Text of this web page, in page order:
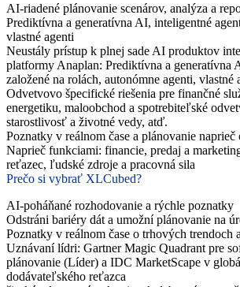
AI-riadené plánovanie scenárov, analýza a
Prediktívna a generatívna AI, inteligentné
vlastné agenti
Neustály prístup k plnej sade AI produktov
platformy Anaplan: Prediktívna a generatívna
založené na rolách, autonómne agenti, vlastné
Odvetvovo špecifické riešenia pre finančné
energetiku, maloobchod a spotrebiteľské
starostlivosť a životné vedy, atď.
Poznatky v reálnom čase a plánovanie
Naprieč funkciami: financie, predaj a
reťazec, ľudské zdroje a pracovná sila
Prečo si vybrať XLCubed?
AI-poháňané rozhodovanie a rýchle poznatky
Odstráni bariéry dát a umožní plánovanie na
Poznatky v reálnom čase o trhových trendoch
Uznávaní lídri: Gartner Magic Quadrant pre
plánovanie (Líder) a IDC MarketScape v
dodávateľského reťazca